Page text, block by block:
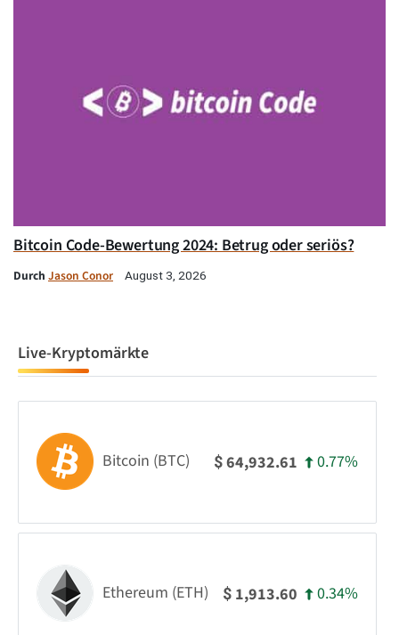
Bitcoin Code-Bewertung 2024: Betrug oder seriös?
Durch Jason Conor August 3, 2026
Live-Kryptomärkte
Bitcoin (BTC) $64,932.61 0.77%
Ethereum (ETH) $ 1,913.60 0.34%